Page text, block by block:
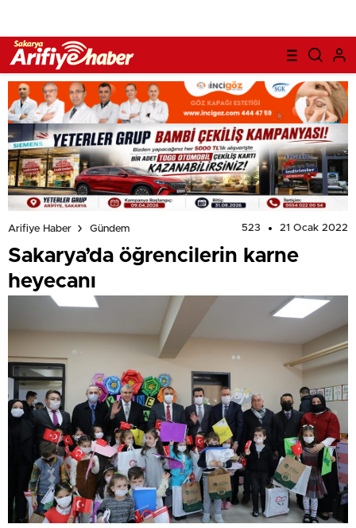
Arifiye Haber Gündem 523 21 Ocak 2022
Sakarya’da öğrencilerin karne
heyecanı